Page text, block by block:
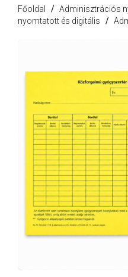
Főoldal / Adminisztrációs
nyomtatott és digitális /